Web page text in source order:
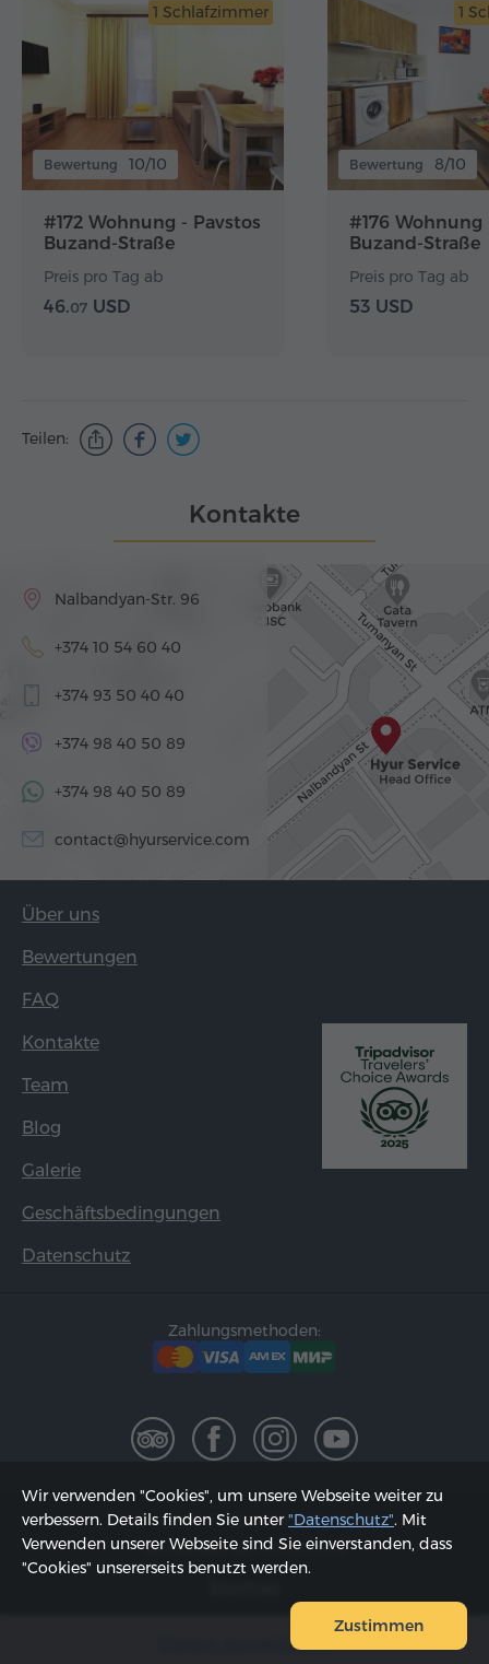
1 Schlafzimmer
Bewertung 10/10
#172 Wohnung - Pavstos
Buzand-Straße
Preis pro Tag ab
46.07 USD
1
Bewertung 8/10
#176 Wohnung
Buzand-Straße
Preis pro Tag ab
53 USD
Teilen:
Daten auswählen
Kontakte
Nalbandyan-Str. 96
+374 10 54 60 40
+374 93 50 40 40
+374 98 40 50 89
+374 98 40 50 89
contact@hyurservice.com
Über uns
Bewertungen
FAQ
Kontakte
Team
Blog
Galerie
Geschäftsbedingungen
Datenschutz
Zahlungsmethoden:
2002 - 2026, © "Hyur Service" GmbH;
Aktualisiert am 09.08.2026
Wir verwenden "Cookies", um unsere Webseite weiter zu
verbessern. Details finden Sie unter"Datenschutz". Mit
Verwenden unserer Webseite sind Sie einverstanden, dass
"Cookies" unsererseits benutzt werden.
Zustimmen